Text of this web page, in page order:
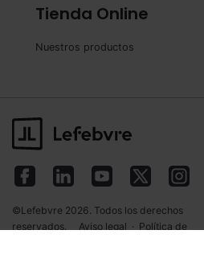
Tienda Online
Nuestros productos
©Lefebvre 2026. Todos los derechos
reservados.
Aviso legal · Política de